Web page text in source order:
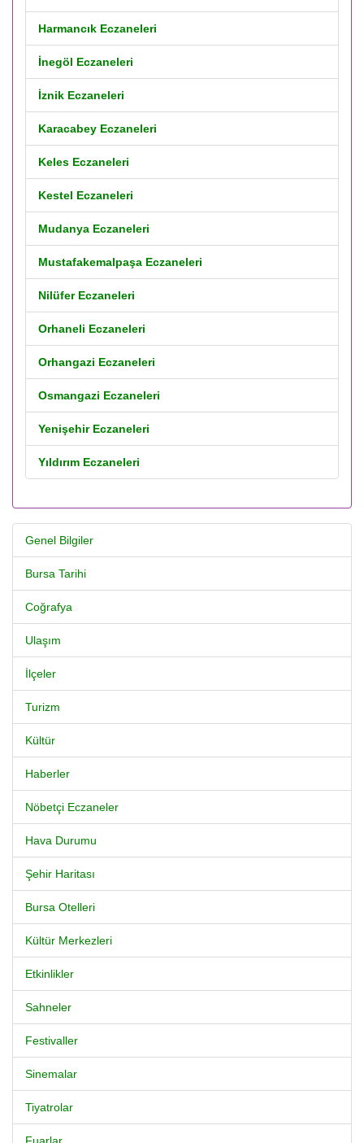
Harmancık Eczaneleri
İnegöl Eczaneleri
İznik Eczaneleri
Karacabey Eczaneleri
Keles Eczaneleri
Kestel Eczaneleri
Mudanya Eczaneleri
Mustafakemalpaşa Eczaneleri
Nilüfer Eczaneleri
Orhaneli Eczaneleri
Orhangazi Eczaneleri
Osmangazi Eczaneleri
Yenişehir Eczaneleri
Yıldırım Eczaneleri
Genel Bilgiler
Bursa Tarihi
Coğrafya
Ulaşım
İlçeler
Turizm
Kültür
Haberler
Nöbetçi Eczaneler
Hava Durumu
Şehir Haritası
Bursa Otelleri
Kültür Merkezleri
Etkinlikler
Sahneler
Festivaller
Sinemalar
Tiyatrolar
Fuarlar